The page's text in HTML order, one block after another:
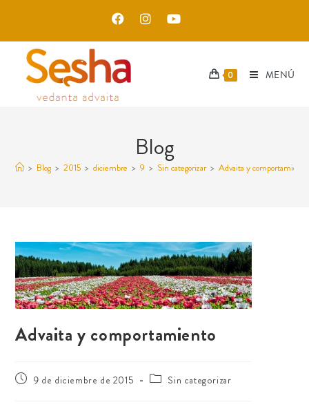
0 MENÚ
Blog
> Blog > 2015 > diciembre > 9 > Sin categorizar > Advaita y comportamiento
Advaita y comportamiento
9 de diciembre de 2015 Sin categorizar